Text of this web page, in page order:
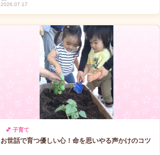
2026.07.17
💕 子育て
お世話で育つ優しい心！命を思いやる声かけのコツ